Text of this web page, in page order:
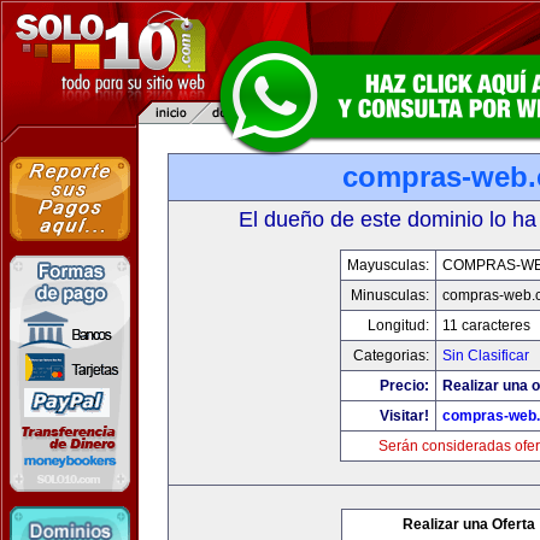
compras-
El dueño de este dominio lo
Mayusculas:
COMPRAS-
Minusculas:
compras-
Longitud:
11 caracteres
Categorias:
Sin Clasificar
Precio:
Realizar una
Visitar!
compras-
Serán consideradas
Realizar una Oferta